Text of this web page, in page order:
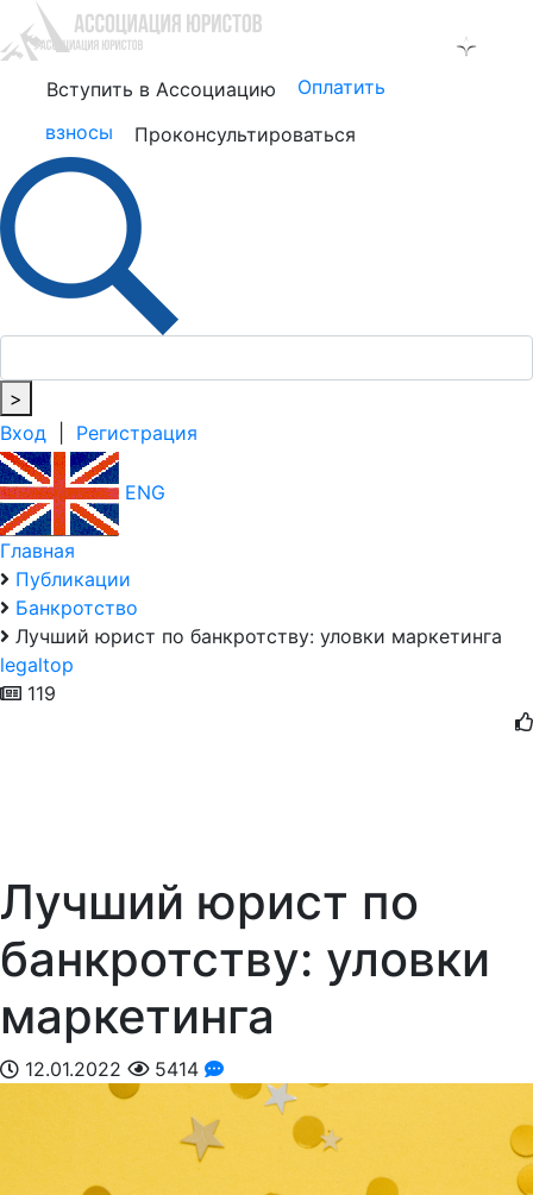
Вступить в Ассоциацию
Оплатить
взносы
Проконсультироваться
>
Вход
Регистрация
ENG
Главная
Публикации
Банкротство
Лучший юрист по банкротству: уловки маркетинга
legaltop
119
Лучший юрист по
банкротству: уловки
маркетинга
12.01.2022 5414